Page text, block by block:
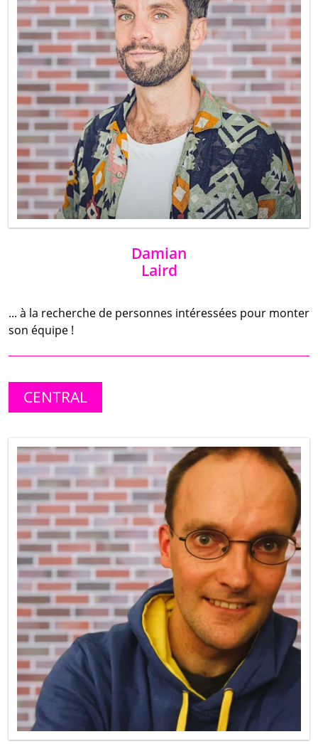
Damian
Laird
... à la recherche de personnes intéressées pour monter
son équipe !
CENTRAL